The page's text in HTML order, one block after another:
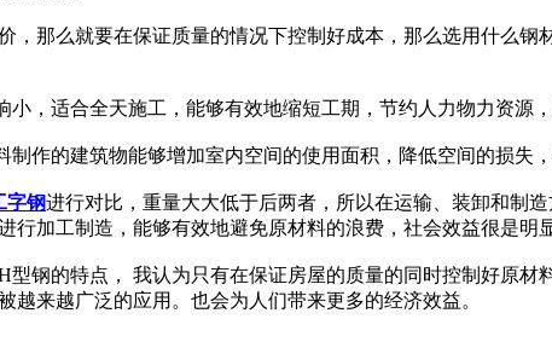
，那么就要在保证质量的情况下控制好成本，那么选用什么钢
，适合全天施工，能够有效地缩短工期，节约人力物力资源
作的建筑物能够增加室内空间的使用面积，降低空间的损失
字钢进行对比，重量大大低于后两者，所以在运输、装卸和制
行加工制造，能够有效地避免原材料的浪费，社会效益很是明显
型钢的特点， 我认为只有在保证房屋的质量的同时控制好原
越来越广泛的应用。也会为人们带来更多的经济效益。